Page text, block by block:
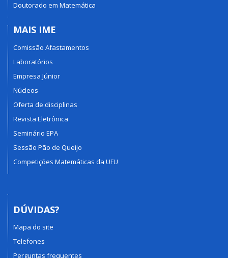
Doutorado em Matemática
MAIS IME
Comissão Afastamentos
Laboratórios
Empresa Júnior
Núcleos
Oferta de disciplinas
Revista Eletrônica
Seminário EPA
Sessão Pão de Queijo
Competições Matemáticas da UFU
DÚVIDAS?
Mapa do site
Telefones
Perguntas frequentes